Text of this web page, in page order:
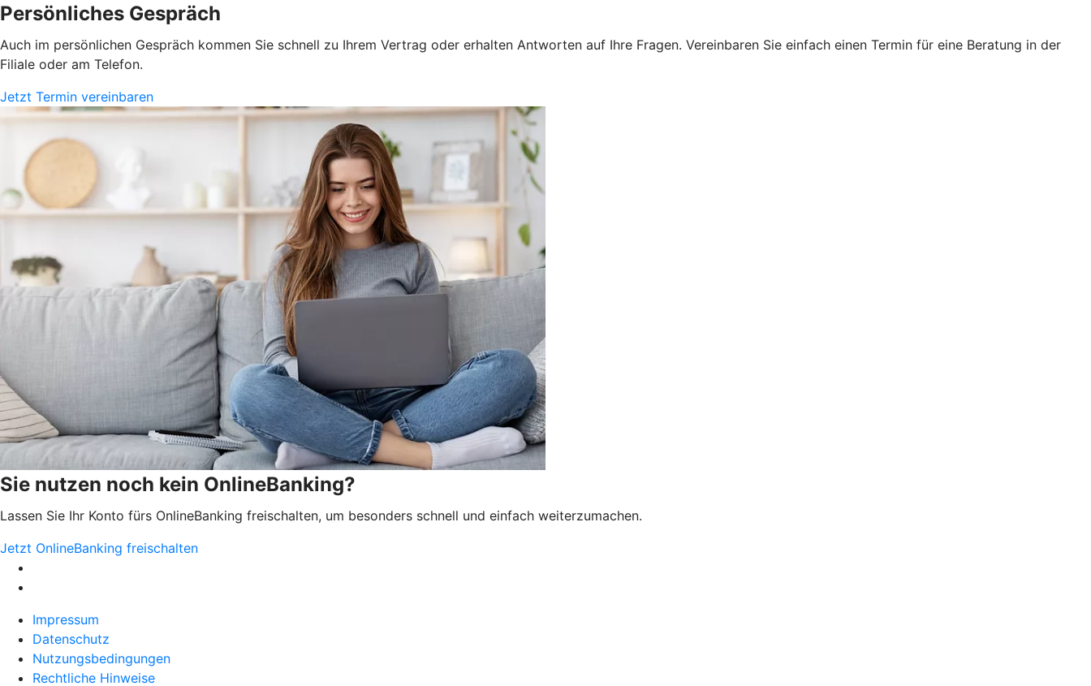
Persönliches Gespräch
Auch im persönlichen Gespräch kommen Sie schnell zu Ihrem Vertrag oder erhalten Antworten auf Ihre Fragen. Vereinbaren Sie einfach einen Termin für eine Beratung in der
Filiale oder am Telefon.
Jetzt Termin vereinbaren
Sie nutzen noch kein OnlineBanking?
Lassen Sie Ihr Konto fürs OnlineBanking freischalten, um besonders schnell und einfach weiterzumachen.
Jetzt OnlineBanking freischalten
Impressum
Datenschutz
Nutzungsbedingungen
Rechtliche Hinweise